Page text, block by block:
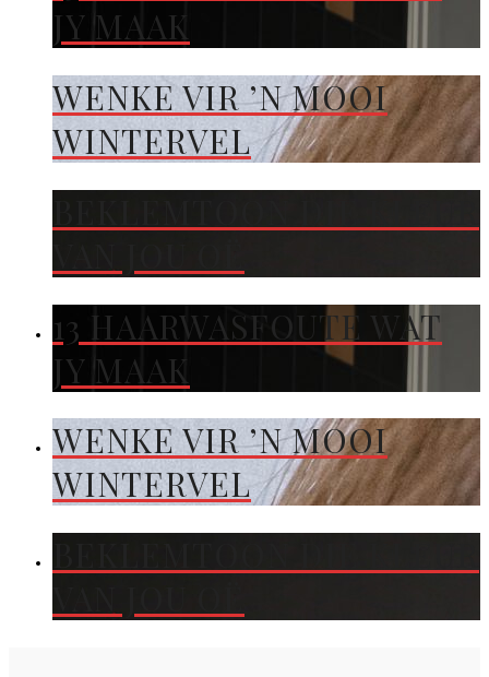
JY MAAK
WENKE VIR ’N MOOI
WINTERVEL
13 HAARWASFOUTE WAT
JY MAAK
WENKE VIR ’N MOOI
WINTERVEL